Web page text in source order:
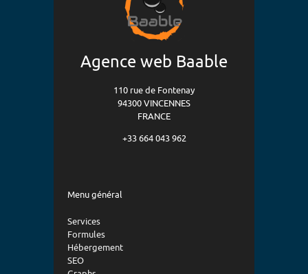
Agence web Baable
110 rue de Fontenay
94300 VINCENNES
FRANCE
+33 664 043 962
Menu général
Services
Formules
Hébergement
SEO